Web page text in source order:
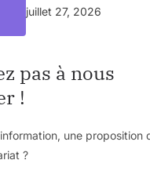
juillet 27, 2026
pas à nous
!
information, une proposition
?